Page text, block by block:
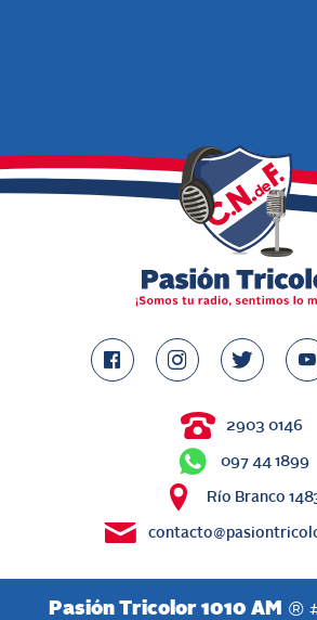
2903 0146
097 44 1899
Río Branco
Pasión Tricolor 1010 AM ®